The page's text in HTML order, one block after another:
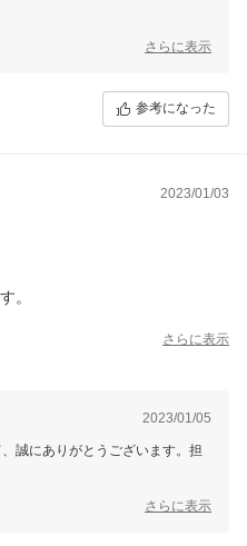
メールにて、お気軽にお問い合わ
、今後とも、よろしくお願いしま
さらに表示
参考になった
2023/01/03
。
さらに表示
2023/01/05
誠にありがとうございます。担
さらに表示